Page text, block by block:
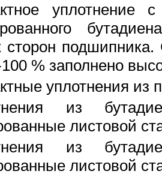
уплотнение
сторон
% заполнено
уплотнения из
из
листовой
из
листовой